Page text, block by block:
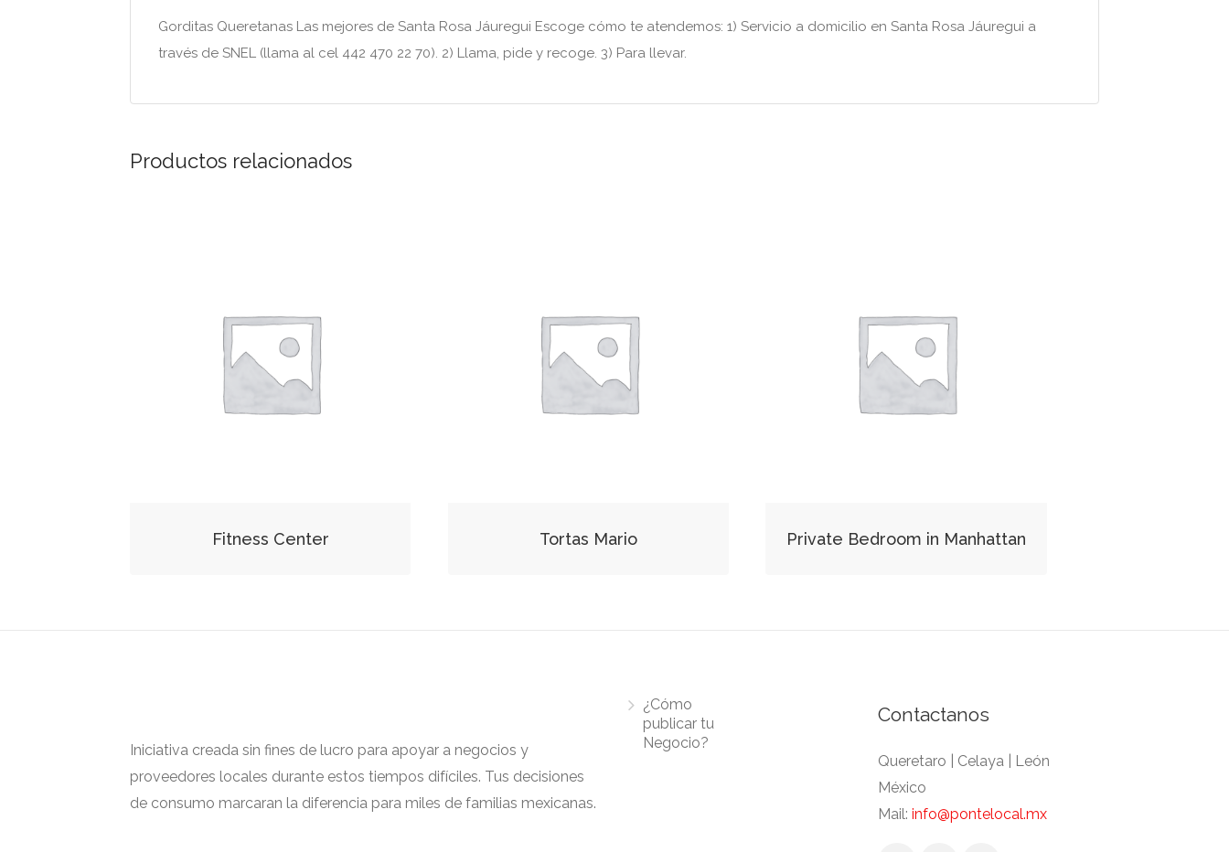
Gorditas Queretanas Las mejores de Santa Rosa Jáuregui Escoge cómo te atendemos: 1) Servicio a domicilio en Santa Rosa Jáuregui a
través de SNEL (llama al cel 442 470 22 70). 2) Llama, pide y recoge. 3) Para llevar.
Productos relacionados
Fitness Center Tortas Mario Private Bedroom in Manhattan
Iniciativa creada sin fines de lucro para apoyar a negocios y
proveedores locales durante estos tiempos difíciles. Tus decisiones
de consumo marcaran la diferencia para miles de familias mexicanas.
¿Cómo
publicar tu
Negocio?
Contactanos
Queretaro | Celaya | León
México
Mail: info@pontelocal.mx